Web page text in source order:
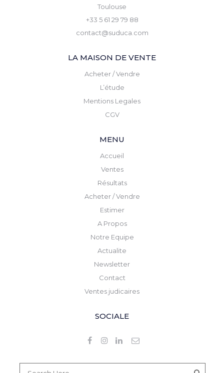
Toulouse
+33 5 61 29 79 88
contact@suduca.com
LA MAISON DE VENTE
Acheter / Vendre
L’étude
Mentions Legales
CGV
MENU
Accueil
Ventes
Résultats
Acheter / Vendre
Estimer
A Propos
Notre Equipe
Actualite
Newsletter
Contact
Ventes judicaires
SOCIALE